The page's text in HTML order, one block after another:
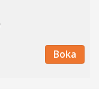
Boka